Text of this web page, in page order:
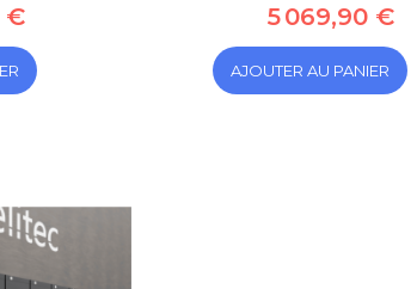
€
5 069,90 €
AJOUTER AU PANIER